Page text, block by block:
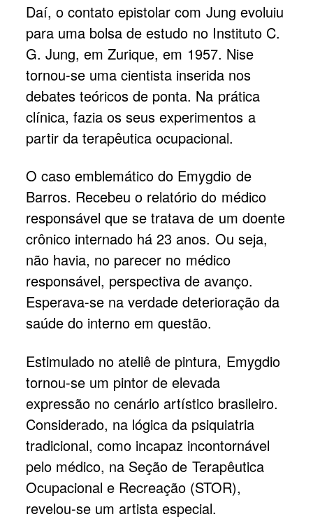
Daí, o contato epistolar com Jung evoluiu
para uma bolsa de estudo no Instituto C.
G. Jung, em Zurique, em 1957. Nise
tornou-se uma cientista inserida nos
debates teóricos de ponta. Na prática
clínica, fazia os seus experimentos a
partir da terapêutica ocupacional.
O caso emblemático do Emygdio de
Barros. Recebeu o relatório do médico
responsável que se tratava de um doente
crônico internado há 23 anos. Ou seja,
não havia, no parecer no médico
responsável, perspectiva de avanço.
Esperava-se na verdade deterioração da
saúde do interno em questão.
Estimulado no ateliê de pintura, Emygdio
tornou-se um pintor de elevada
expressão no cenário artístico brasileiro.
Considerado, na lógica da psiquiatria
tradicional, como incapaz incontornável
pelo médico, na Seção de Terapêutica
Ocupacional e Recreação (STOR),
revelou-se um artista especial.